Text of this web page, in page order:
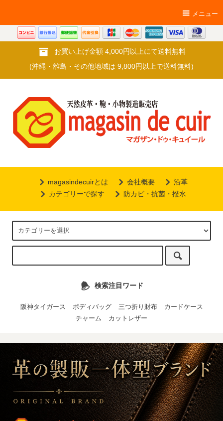
メニュー
お買い上げ金額 4,000円以上にて送料無料
(沖縄・離島・その他地域は 9,800円以上で送料無料)
magasindecuirとは 会社概要
沿革
カテゴリーで探す
防カビ・抗菌・撥水
検索注目ワード
阪神タイガース ボディバッグ 三つ折り財布
カードケース
チャーム
カットレザー